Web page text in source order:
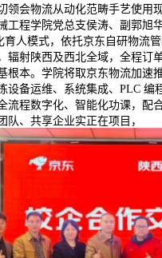
领会物流从动化范畴手艺使用
工程学院党总支侯涛、副郭
育人模式，依托京东自研物流
辐射陕西及西北全域，全程订
根本。学院将取京东物流加速
设备运维、系统集成、PLC 编
流程数字化、智能化功课，配
队、共享企业实正在项目，